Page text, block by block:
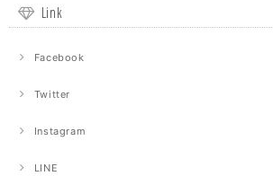
Link
Facebook
Twitter
Instagram
LINE